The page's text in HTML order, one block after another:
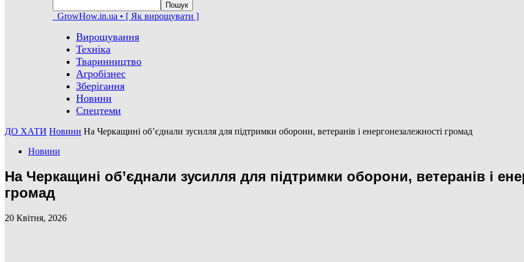
GrowHow.in.ua • [ Як вирощувати ]
Вирощування
Техніка
Тваринництво
Агробізнес
Зберігання
Новини
Спецтеми
ДО ХАТИ Новини На Черкащині об’єднали зусилля для підтримки оборони, ветеранів і енергонезалежності громад
Новини
На Черкащині об’єднали зусилля для підтримки оборони, ветеранів і
громад
20 Квітня, 2026